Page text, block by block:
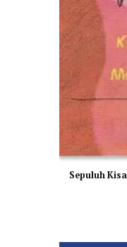
Sepuluh